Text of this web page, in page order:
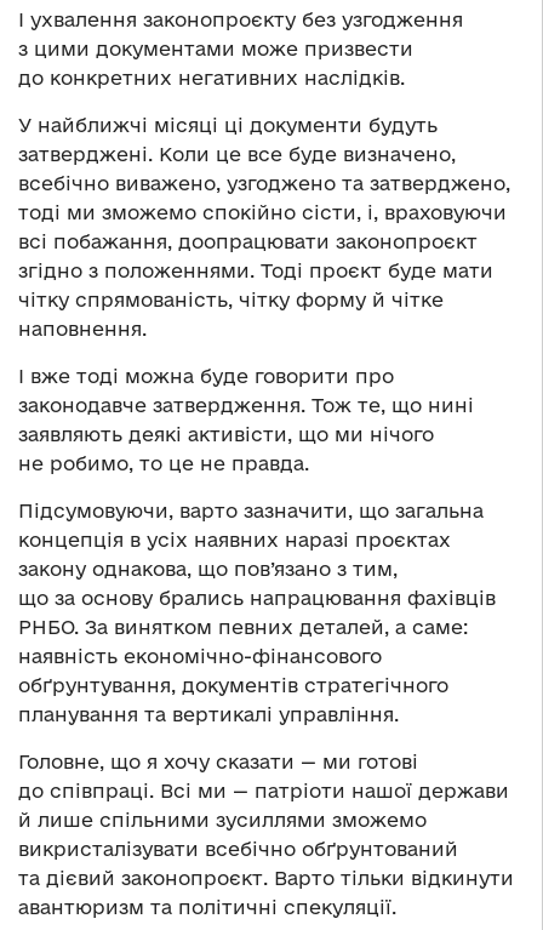
І ухвалення законопроєкту без узгодження
з цими документами може призвести
до конкретних негативних наслідків.
У найближчі місяці ці документи будуть
затверджені. Коли це все буде визначено,
всебічно виважено, узгоджено та затверджено,
тоді ми зможемо спокійно сісти, і, враховуючи
всі побажання, доопрацювати законопроєкт
згідно з положеннями. Тоді проєкт буде мати
чітку спрямованість, чітку форму й чітке
наповнення.
І вже тоді можна буде говорити про
законодавче затвердження. Тож те, що нині
заявляють деякі активісти, що ми нічого
не робимо, то це не правда.
Підсумовуючи, варто зазначити, що загальна
концепція в усіх наявних наразі проєктах
закону однакова, що пов’язано з тим,
що за основу брались напрацювання фахівців
РНБО. За винятком певних деталей, а саме:
наявність економічно-фінансового
обґрунтування, документів стратегічного
планування та вертикалі управління.
Головне, що я хочу сказати — ми готові
до співпраці. Всі ми — патріоти нашої держави
й лише спільними зусиллями зможемо
викристалізувати всебічно обґрунтований
та дієвий законопроєкт. Варто тільки відкинути
авантюризм та політичні спекуляції.